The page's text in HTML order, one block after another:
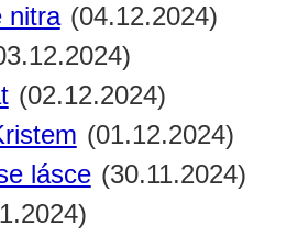
nitra (04.12.2024)
(02.12.2024)
(01.12.2024)
lásce (30.11.2024)